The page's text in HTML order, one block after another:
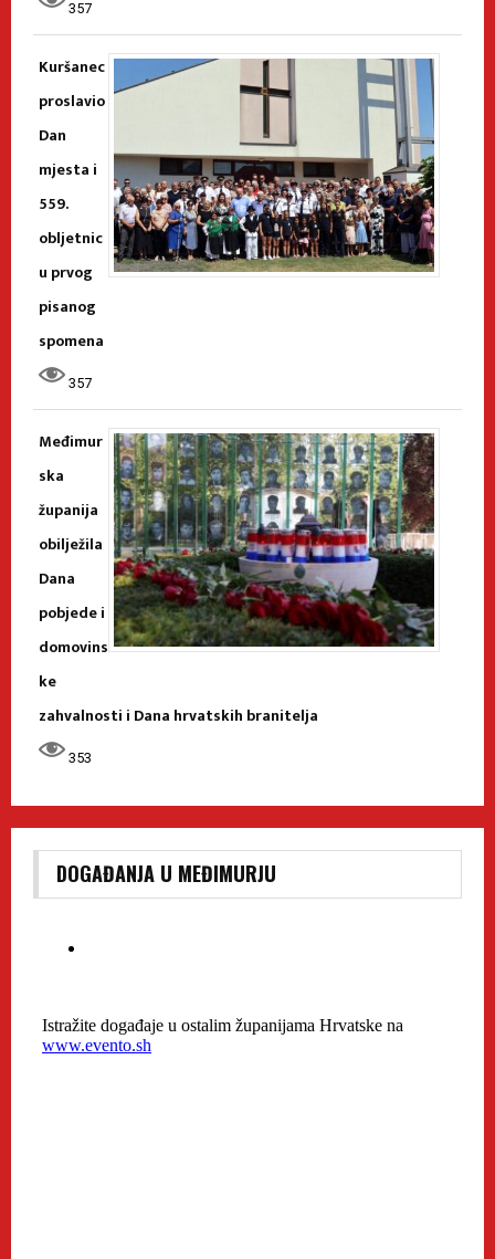
357
Kuršanec
proslavio
Dan
mjesta i
559.
obljetnic
u prvog
pisanog
spomena
357
Međimur
ska
županija
obilježila
Dana
pobjede i
domovins
ke
zahvalnosti i Dana hrvatskih branitelja
353
DOGAĐANJA U MEĐIMURJU